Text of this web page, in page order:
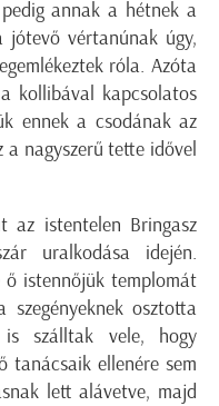
annak a hétnek a
vértanúnak úgy,
róla. Azóta
kollibával kapcsolatos
ennek a csodának az
nagyszerű tette idővel
az istentelen Bringasz
uralkodása idején.
ő istennőjük templomát
osztotta
szálltak vele, hogy
tanácsaik ellenére sem
lett alávetve, majd